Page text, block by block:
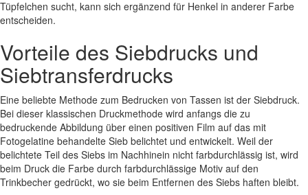
Tüpfelchen sucht, kann sich ergänzend für Henkel in anderer Farbe
entscheiden.
Vorteile des Siebdrucks und
Siebtransferdrucks
Eine beliebte Methode zum Bedrucken von Tassen ist der Siebdruck.
Bei dieser klassischen Druckmethode wird anfangs die zu
bedruckende Abbildung über einen positiven Film auf das mit
Fotogelatine behandelte Sieb belichtet und entwickelt. Weil der
belichtete Teil des Siebs im Nachhinein nicht farbdurchlässig ist, wird
beim Druck die Farbe durch farbdurchlässige Motiv auf den
Trinkbecher gedrückt, wo sie beim Entfernen des Siebs haften bleibt.